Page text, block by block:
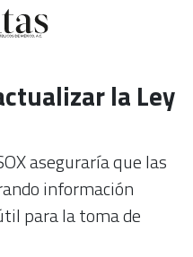
la Ley
aseguraría que las
información
para la toma de